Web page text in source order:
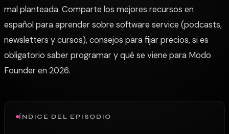
mal planteada. Comparte los mejores recursos en
español para aprender sobre software service (podcasts,
newsletters y cursos), consejos para fijar precios, si es
obligatorio saber programar y qué se viene para Modo
Founder en 2026.
ÍNDICE DEL EPISODIO